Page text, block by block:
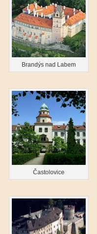
Brandýs nad Labem
Častolovice